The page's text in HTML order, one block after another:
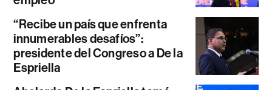
“Recibe un país que enfrenta
innumerables desafíos”:
presidente del Congreso a De la
Espriella